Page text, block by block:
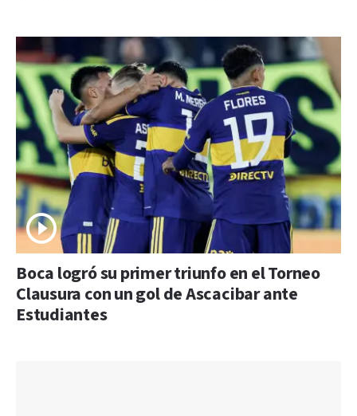
Boca logró su primer triunfo en el Torneo
Clausura con un gol de Ascacibar ante
Estudiantes